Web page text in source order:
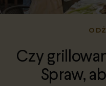
Czy
Spraw,